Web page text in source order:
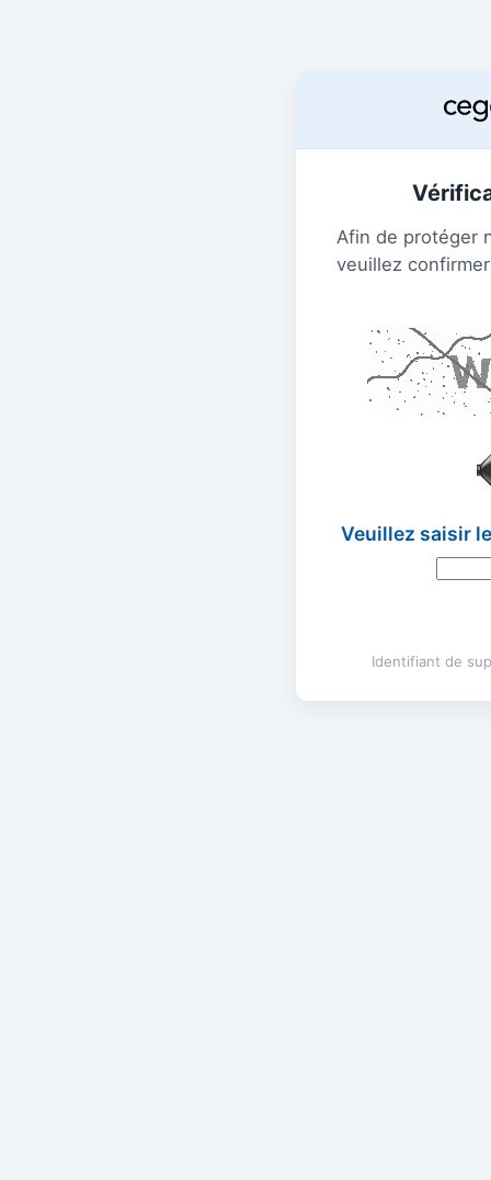
Afin de protéger
veuillez
Veuillez saisir
Identifiant de